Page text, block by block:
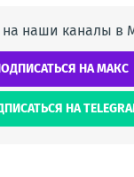
наши каналы в
НА МАКС
НА